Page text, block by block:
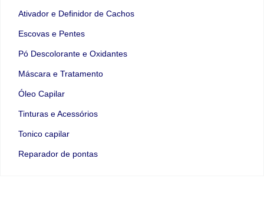
Ativador e Definidor de Cachos
Escovas e Pentes
Pó Descolorante e Oxidantes
Máscara e Tratamento
Óleo Capilar
Tinturas e Acessórios
Tonico capilar
Reparador de pontas